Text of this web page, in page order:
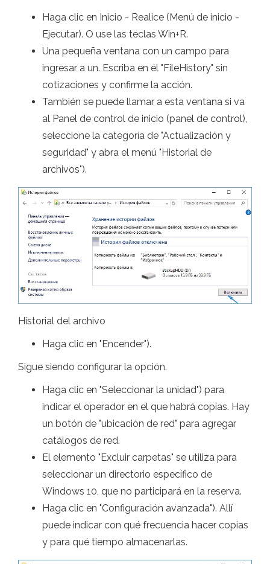
Haga clic en Inicio - Realice (Menú de inicio -
Ejecutar). O use las teclas Win+R.
Una pequeña ventana con un campo para
ingresar a un. Escriba en él "FileHistory" sin
cotizaciones y confirme la acción.
También se puede llamar a esta ventana si va
al Panel de control de inicio (panel de control),
seleccione la categoría de "Actualización y
seguridad" y abra el menú "Historial de
archivos").
Historial del archivo
Haga clic en "Encender").
Sigue siendo configurar la opción.
Haga clic en "Seleccionar la unidad") para
indicar el operador en el que habrá copias. Hay
un botón de "ubicación de red" para agregar
catálogos de red.
El elemento "Excluir carpetas" se utiliza para
seleccionar un directorio específico de
Windows 10, que no participará en la reserva.
Haga clic en "Configuración avanzada"). Allí
puede indicar con qué frecuencia hacer copias
y para qué tiempo almacenarlas.